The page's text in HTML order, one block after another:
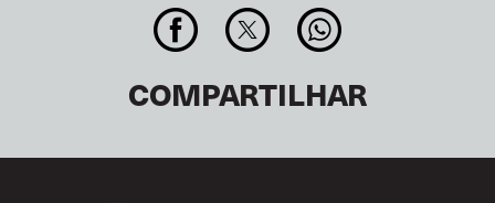
COMPARTILHAR